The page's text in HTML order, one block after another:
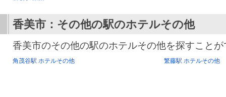
香美市：その他の駅のホテルその他
香美市のその他の駅のホテルその他を探すこと
角茂谷駅 ホテルその他 繁藤駅 ホテルその他